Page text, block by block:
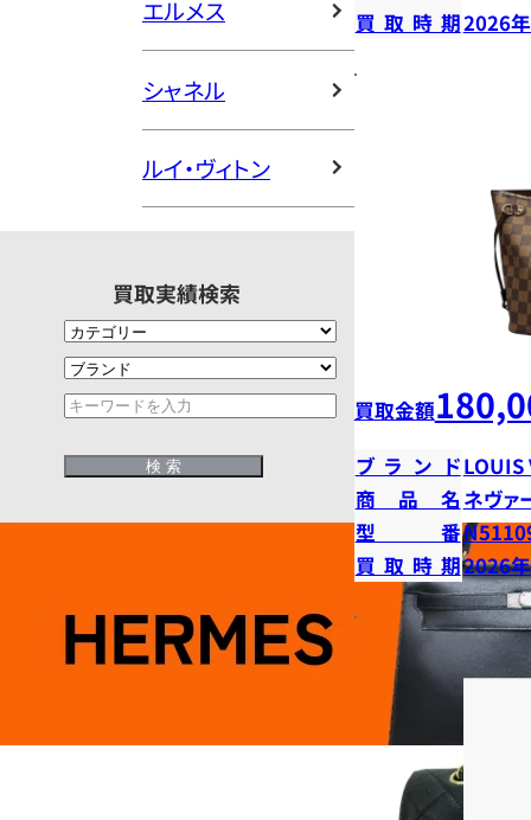
エルメス
シャネル
ルイ・ヴィトン
買取実績検索
買取時期2026
買取金額
ブランドLOUIS
商品名 ネヴァ
型番
買取時期2026